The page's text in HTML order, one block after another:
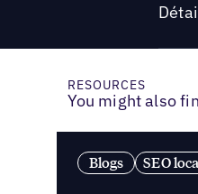
RESOURCES
You might also
Blogs SEO